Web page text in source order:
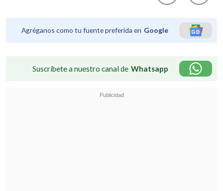
Agréganos como tu fuente preferida en Google
Suscríbete a nuestro canal de Whatsapp